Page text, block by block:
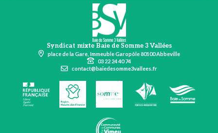
Syndicat mixte Baie de Somme 3 Vallées
place de la Gare, Immeuble Garopôle 80100 Abbeville
03 22 24 40 74
contact@baiedesomme3vallees.fr